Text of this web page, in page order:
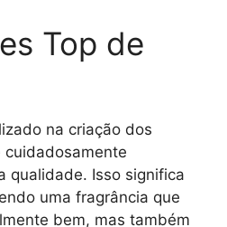
Top de
na criação dos
cuidadosamente
qualidade. Isso significa
uma fragrância que
bem, mas também